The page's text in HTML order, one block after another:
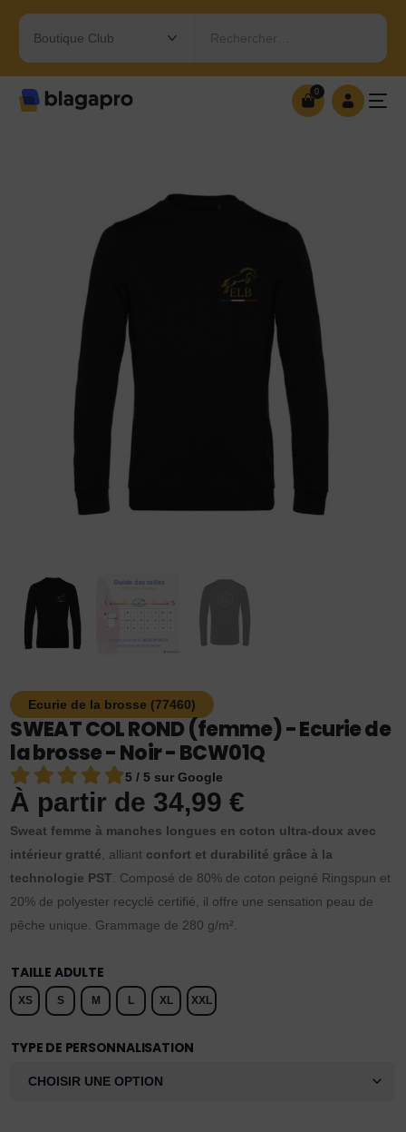
Rechercher…
0
Ecurie de la brosse (77460)
SWEAT COL ROND (femme) - Ecurie de
la brosse - Noir - BCW01Q
5 / 5 sur Google
À partir de 34,99€
Sweat femme à manches longues en coton ultra-doux avec
intérieur gratté , alliant confort et durabilité grâce à la
technologie PST . Composé de 80% de coton peigné Ringspun et
20% de polyester recyclé certifié, il offre une sensation peau de
pêche unique. Grammage de 280 g/m².
TAILLE ADULTE
XS S M L XL XXL
TYPE DE PERSONNALISATION